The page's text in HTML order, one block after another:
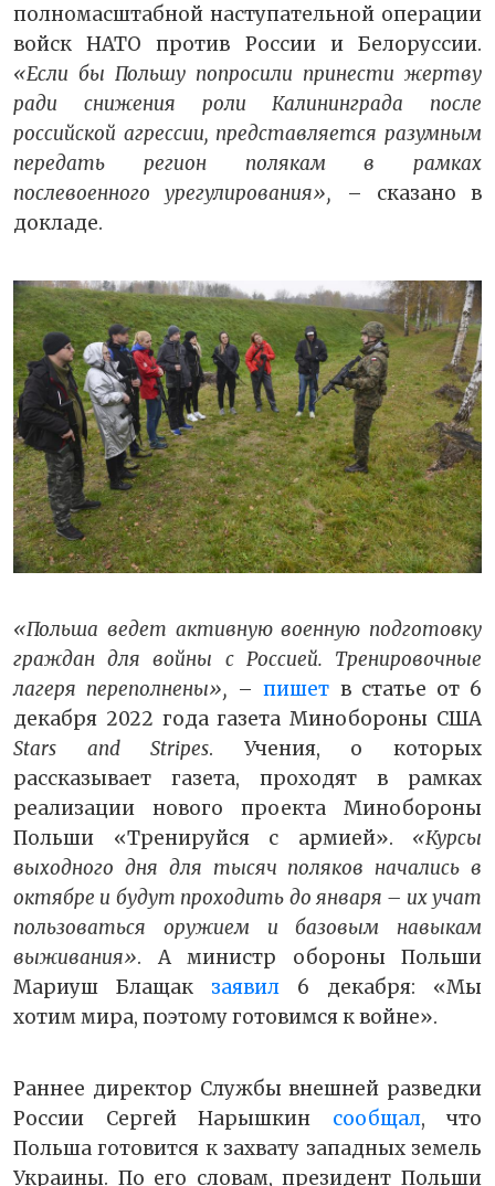
полномасштабной наступательной операции
войск НАТО против России и Белоруссии.
«Если бы Польшу попросили принести жертву
ради снижения роли Калининграда после
российской агрессии, представляется разумным
передать регион полякам в рамках
послевоенного урегулирования», – сказано в
докладе.
«Польша ведет активную военную подготовку
граждан для войны с Россией. Тренировочные
лагеря переполнены», –пишет в статье от 6
декабря 2022 года газета Минобороны США
Stars and Stripes. Учения, о которых
рассказывает газета, проходят в рамках
реализации нового проекта Минобороны
Польши «Тренируйся с армией». «Курсы
выходного дня для тысяч поляков начались в
октябре и будут проходить до января – их учат
пользоваться оружием и базовым навыкам
выживания». А министр обороны Польши
Мариуш Блащак заявил 6 декабря: «Мы
хотим мира, поэтому готовимся к войне».
Раннее директор Службы внешней разведки
России Сергей Нарышкин сообщал, что
Польша готовится к захвату западных земель
Украины. По его словам, президент Польши